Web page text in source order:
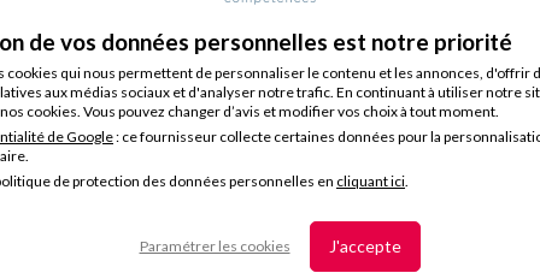
de vos données personnelles est notre priorité
cookies qui nous permettent de personnaliser le contenu et les annonces, d'offrir
aux médias sociaux et d'analyser notre trafic. En continuant à utiliser notre
cookies. Vous pouvez changer d’avis et modifier vos choix à tout moment.
de Google: ce fournisseur collecte certaines données pour la
de protection des données personnelles en cliquant ici.
Paramétrer les cookies J'accepte